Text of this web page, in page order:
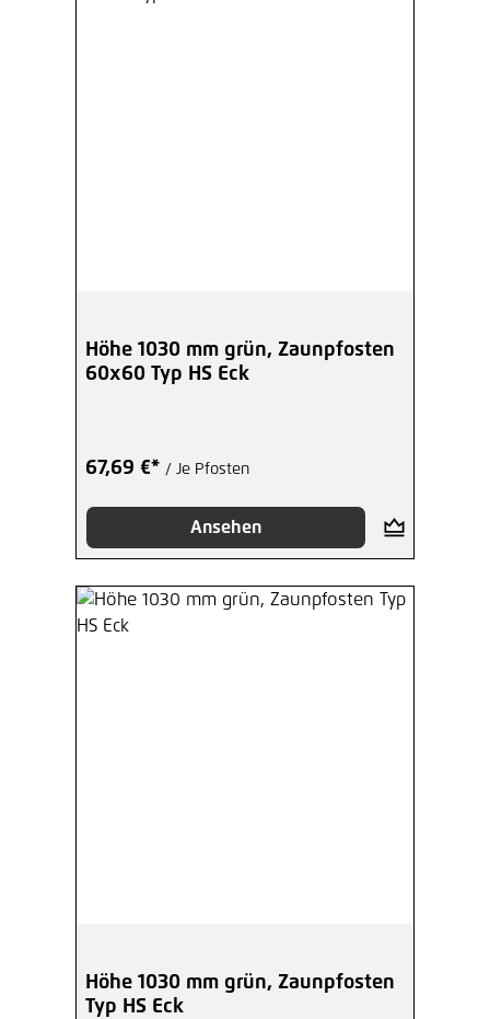
Höhe 1030 mm grün, Zaunpfosten
60x60 Typ HS Eck
67,69 €* / Je Pfosten
Ansehen
Höhe 1030 mm grün, Zaunpfosten
Typ HS Eck